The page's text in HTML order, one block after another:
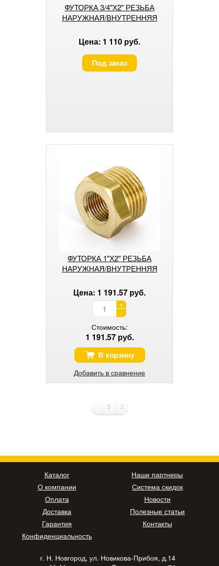
ФУТОРКА 3/4"Х2" РЕЗЬБА
НАРУЖНАЯ/ВНУТРЕННЯЯ
Цена: 1 110 руб.
Под заказ
ФУТОРКА 1"Х2" РЕЗЬБА
НАРУЖНАЯ/ВНУТРЕННЯЯ
Цена: 1 191.57 руб.
+
-
Стоимость:
1 191.57 руб.
В корзину
Добавить в сравнение
1 2
Каталог
О компании
Оплата
Доставка
Гарантия
Конфиденциальность
Наши партнеры
Система скидок
Новости
Полезные статьи
Контакты
г. Н. Новгород, ул. Новикова-Прибоя, д.14